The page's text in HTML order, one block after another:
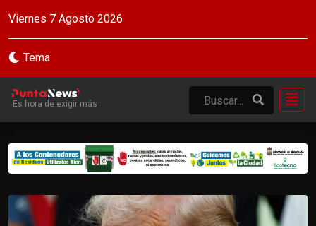
Viernes 7 Agosto 2026
Tema
Es hora de exigir más